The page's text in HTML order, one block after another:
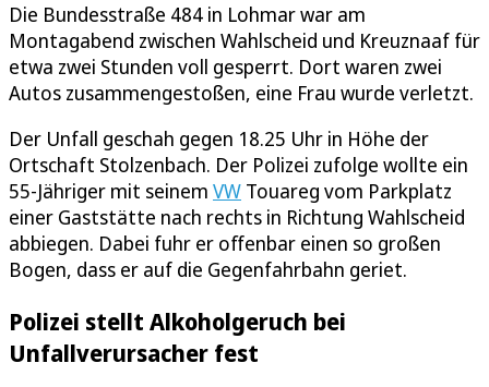
Die Bundesstraße 484 in Lohmar war am
Montagabend zwischen Wahlscheid und Kreuznaaf für
etwa zwei Stunden voll gesperrt. Dort waren zwei
Autos zusammengestoßen, eine Frau wurde verletzt.
Der Unfall geschah gegen 18.25 Uhr in Höhe der
Ortschaft Stolzenbach. Der Polizei zufolge wollte ein
55-Jähriger mit seinem VW Touareg vom Parkplatz
einer Gaststätte nach rechts in Richtung Wahlscheid
abbiegen. Dabei fuhr er offenbar einen so großen
Bogen, dass er auf die Gegenfahrbahn geriet.
Polizei stellt Alkoholgeruch bei
Unfallverursacher fest